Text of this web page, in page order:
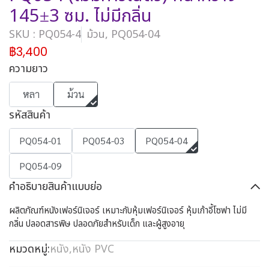
145±3 ซม. ไม่มีกลิ่น
SKU : PQ054-4 ม้วน, PQ054-04
฿3,400
ความยาว
หลา ม้วน
รหัสสินค้า
PQ054-01 PQ054-03
PQ054-04
PQ054-09
คำอธิบายสินค้าแบบย่อ
ผลิตภัณฑ์หนังเฟอร์นิเจอร์ เหมาะกับหุ้มเฟอร์นิเจอร์ หุ้มเก้าอี้โซฟา ไม่มี
กลิ่น ปลอดสารพิษ ปลอดภัยสำหรับเด็ก และผู้สูงอายุ
หมวดหมู่:หนัง,หนัง PVC